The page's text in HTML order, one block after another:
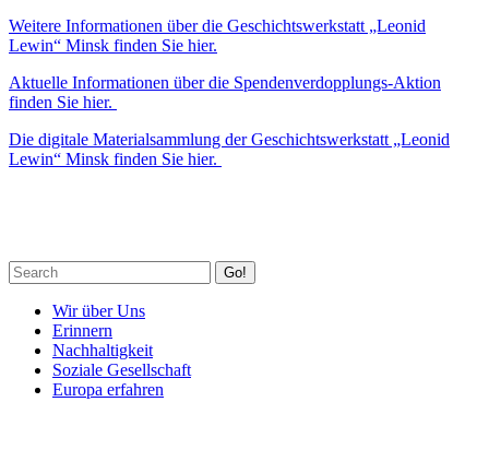
Weitere Informationen über die Geschichtswerkstatt „Leonid
Lewin“ Minsk finden Sie hier.
Aktuelle Informationen über die Spendenverdopplungs-Aktion
finden Sie hier.
Die digitale Materialsammlung der Geschichtswerkstatt „Leonid
Lewin“ Minsk finden Sie hier.
Go!
Wir über Uns
Erinnern
Nachhaltigkeit
Soziale Gesellschaft
Europa erfahren